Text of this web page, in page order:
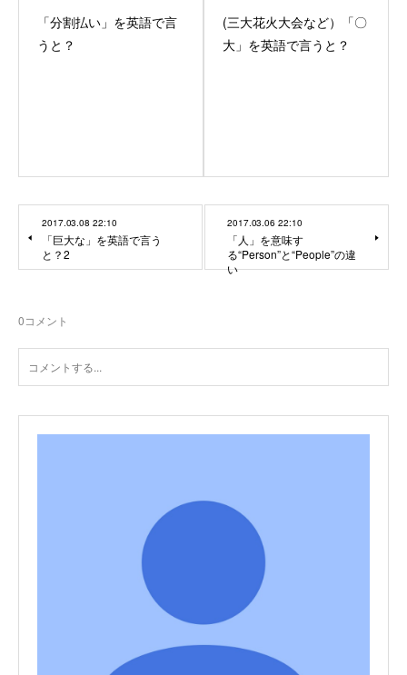
「分割払い」を英語で言
うと？
(三大花火大会など）「〇
大」を英語で言うと？
2017.03.08 22:10
「巨大な」を英語で言う
と？2
2017.03.06 22:10
「人」を意味す
る“Person”と“People”の違
い
0コメント